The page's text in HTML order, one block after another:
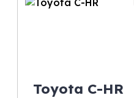
Toyota C-HR